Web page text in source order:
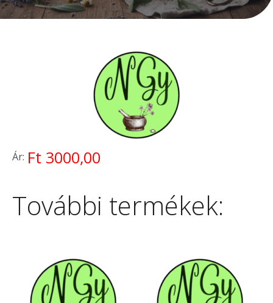
Ár: Ft 3000,00
További termékek: